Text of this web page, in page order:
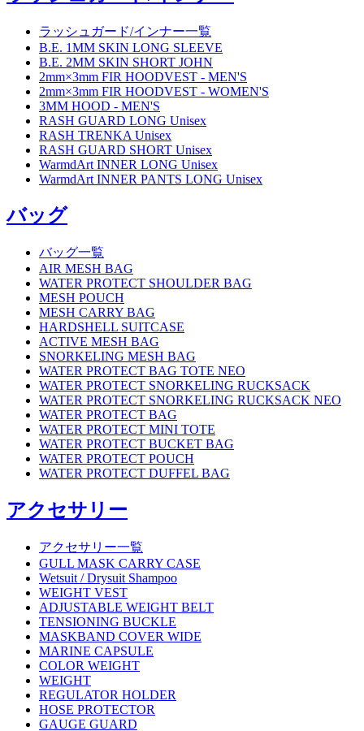
ラッシュガード/インナー一覧
B.E. 1MM SKIN LONG SLEEVE
B.E. 2MM SKIN SHORT JOHN
2mm×3mm FIR HOODVEST - MEN'S
2mm×3mm FIR HOODVEST - WOMEN'S
3MM HOOD - MEN'S
RASH GUARD LONG Unisex
RASH TRENKA Unisex
RASH GUARD SHORT Unisex
WarmdArt INNER LONG Unisex
WarmdArt INNER PANTS LONG Unisex
バッグ
バッグ一覧
AIR MESH BAG
WATER PROTECT SHOULDER BAG
MESH POUCH
MESH CARRY BAG
HARDSHELL SUITCASE
ACTIVE MESH BAG
SNORKELING MESH BAG
WATER PROTECT BAG TOTE NEO
WATER PROTECT SNORKELING RUCKSACK
WATER PROTECT SNORKELING RUCKSACK NEO
WATER PROTECT BAG
WATER PROTECT MINI TOTE
WATER PROTECT BUCKET BAG
WATER PROTECT POUCH
WATER PROTECT DUFFEL BAG
アクセサリー
アクセサリー一覧
GULL MASK CARRY CASE
Wetsuit / Drysuit Shampoo
WEIGHT VEST
ADJUSTABLE WEIGHT BELT
TENSIONING BUCKLE
MASKBAND COVER WIDE
MARINE CAPSULE
COLOR WEIGHT
WEIGHT
REGULATOR HOLDER
HOSE PROTECTOR
GAUGE GUARD